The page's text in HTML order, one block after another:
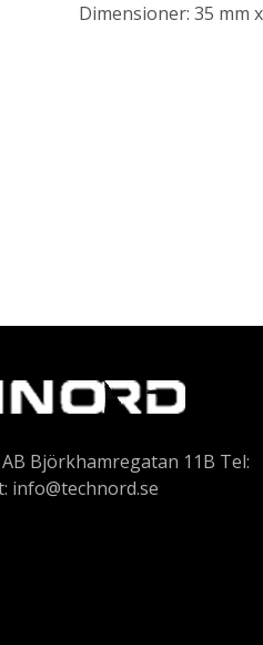
Dimensioner: 35 mm
AB Björkhamregatan 11B Tel:
info@technord.se